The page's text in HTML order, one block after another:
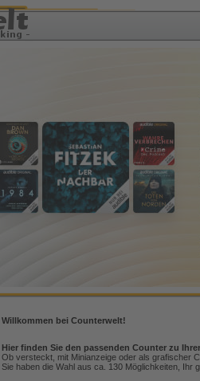
Willkommen bei Counterwelt!
Hier finden Sie den passenden Counter zu
Ob versteckt, mit Minianzeige oder als grafischer
Sie haben die Wahl aus ca. 130 Möglichkeiten, Ihr